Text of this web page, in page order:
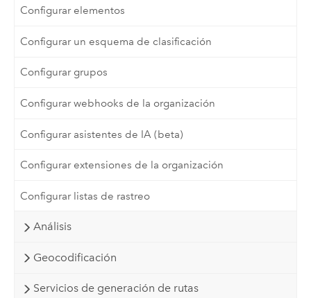
Configurar elementos
Configurar un esquema de clasificación
Configurar grupos
Configurar webhooks de la organización
Configurar asistentes de IA (beta)
Configurar extensiones de la organización
Configurar listas de rastreo
Análisis
Geocodificación
Servicios de generación de rutas